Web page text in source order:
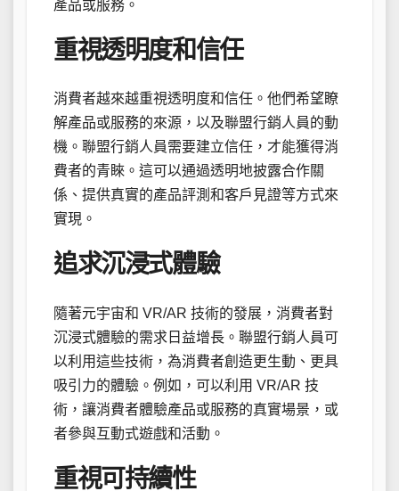
產品或服務。
重視透明度和信任
消費者越來越重視透明度和信任。他們希望瞭
解產品或服務的來源，以及聯盟行銷人員的動
機。聯盟行銷人員需要建立信任，才能獲得消
費者的青睞。這可以通過透明地披露合作關
係、提供真實的產品評測和客戶見證等方式來
實現。
追求沉浸式體驗
隨著元宇宙和 VR/AR 技術的發展，消費者對
沉浸式體驗的需求日益增長。聯盟行銷人員可
以利用這些技術，為消費者創造更生動、更具
吸引力的體驗。例如，可以利用 VR/AR 技
術，讓消費者體驗產品或服務的真實場景，或
者參與互動式遊戲和活動。
重視可持續性